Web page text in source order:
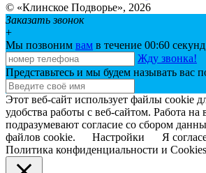
© «Клинское Подворье», 2026
Заказать звонок
+
Мы позвоним вам в течение 00:60
Жду звонка!
Представьтесь и мы будем называть вас
Этот веб-сайт использует файлы cookie
удобства работы с веб-сайтом. Работа на
подразумевают согласие со сбором
файлов cookie.
Настройки
Я
Политика конфиденциальности и Cookies